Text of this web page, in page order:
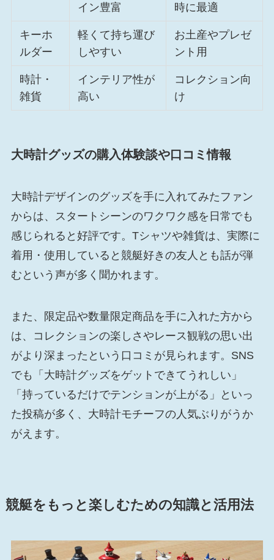
イン豊富
時に最適
キーホ
ルダー
軽くて持ち運び
しやすい
お土産やプレゼ
ント用
時計・
雑貨
インテリア性が
高い
コレクション向
け
大時計グッズの購入体験談や口コミ情報
大時計デザインのグッズを手に入れてみたファン
からは、スタートシーンのワクワク感を日常でも
感じられると好評です。Tシャツや雑貨は、実際に
着用・使用していると競艇好きの友人とも話が弾
むという声が多く聞かれます。
また、限定品や数量限定商品を手に入れた方から
は、コレクションの楽しさやレース観戦の思い出
がより深まったという口コミが見られます。SNS
でも「大時計グッズをゲットできてうれしい」
「持っているだけでテンションが上がる」といっ
た投稿が多く、大時計モチーフの人気ぶりがうか
がえます。
競艇をもっと楽しむための知識と活用法